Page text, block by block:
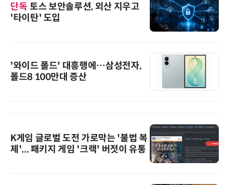
단독 토스 보안솔루션, 외산 지우고
'타이탄' 도입
'와이드 폴드' 대흥행에…삼성전자,
폴드8 100만대 증산
K게임 글로벌 도전 가로막는 '불법 복
제'... 패키지 게임 '크랙' 버젓이 유통